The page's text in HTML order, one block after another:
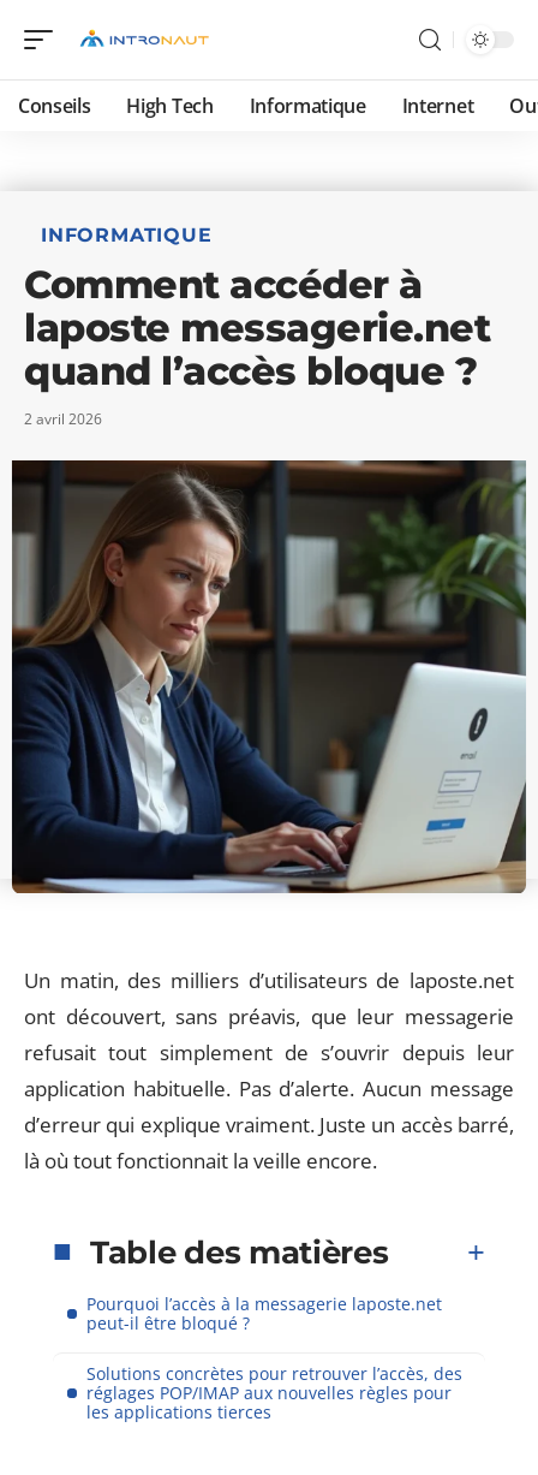
Conseils High Tech Informatique Internet
INFORMATIQUE
Comment accéder à
laposte messagerie.net
quand l’accès bloque ?
2 avril 2026
Un matin, des milliers d’utilisateurs de laposte.net
ont découvert, sans préavis, que leur messagerie
refusait tout simplement de s’ouvrir depuis leur
application habituelle. Pas d’alerte. Aucun message
d’erreur qui explique vraiment. Juste un accès barré,
là où tout fonctionnait la veille encore.
Table des matières
Pourquoi l’accès à la messagerie laposte.net
peut-il être bloqué ?
Solutions concrètes pour retrouver l’accès, des
réglages POP/IMAP aux nouvelles règles pour
les applications tierces